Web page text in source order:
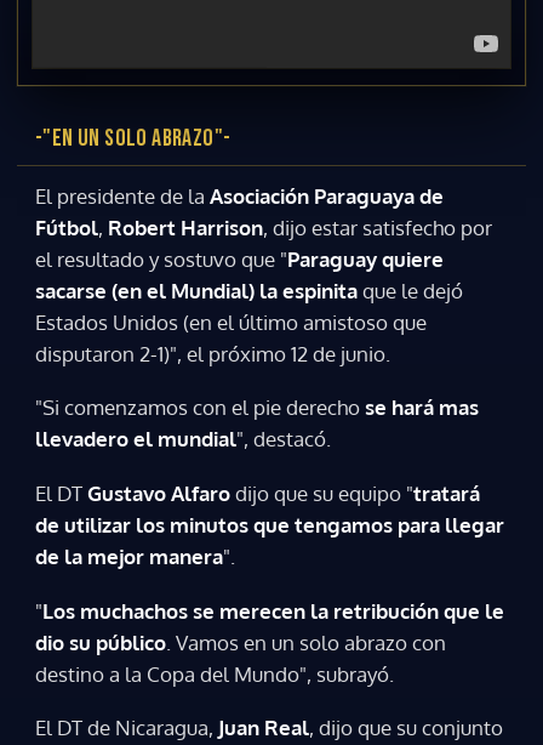
Gracias por suscribirte a nuestro boletín.
ACEPTAR
-"EN UN SOLO ABRAZO"-
El presidente de la Asociación Paraguaya de
Fútbol, Robert Harrison, dijo estar satisfecho por
el resultado y sostuvo que "Paraguay quiere
sacarse (en el Mundial) la espinitaque le dejó
Estados Unidos (en el último amistoso que
disputaron 2-1)", el próximo 12 de junio.
"Si comenzamos con el pie derechose hará mas
llevadero el mundial", destacó.
El DTGustavo Alfarodijo que su equipo "tratará
de utilizar los minutos que tengamos para llegar
de la mejor manera".
"Los muchachos se merecen la retribución que le
dio su público . Vamos en un solo abrazo con
destino a la Copa del Mundo", subrayó.
El DT de Nicaragua, Juan Real, dijo que su conjunto